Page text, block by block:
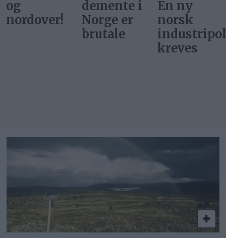
demente i
Norge er
En ny
norsk
industripolitikk
på